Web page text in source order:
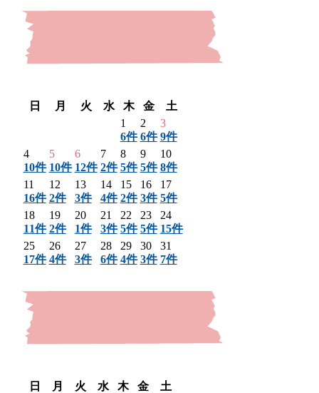
日
月 火 水 木 金
土
1
6件
2
6件
3
9件
4
10件
5
10件
6
12件
7
2件
8
5件
9
5件
10
8件
11
16件
12
2件
13
3件
14
4件
15
2件
16
3件
17
5件
18
11件
19
2件
20
1件
21
3件
22
5件
23
5件
24
15件
25
17件
26
4件
27
3件
28
6件
29
4件
30
3件
31
7件
日
月 火 水 木 金
土